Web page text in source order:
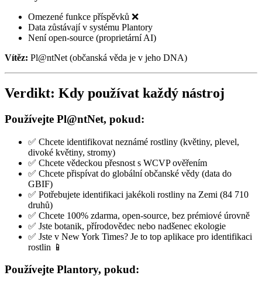
Omezené funkce příspěvků ❌
Data zůstávají v systému Plantory
Není open-source (proprietární AI)
Vítěz: Pl@ntNet (občanská věda je v jeho DNA)
Verdikt: Kdy používat každý nástroj
Používejte Pl@ntNet, pokud:
✅ Chcete identifikovat neznámé rostliny (květiny, plevel,
divoké květiny, stromy)
✅ Chcete vědeckou přesnost s WCVP ověřením
✅ Chcete přispívat do globální občanské vědy (data do
GBIF)
✅ Potřebujete identifikaci jakékoli rostliny na Zemi (84 710
druhů)
✅ Chcete 100% zdarma, open-source, bez prémiové úrovně
✅ Jste botanik, přírodovědec nebo nadšenec ekologie
✅ Jste v New York Times? Je to top aplikace pro identifikaci
rostlin 📱
Používejte Plantory, pokud: